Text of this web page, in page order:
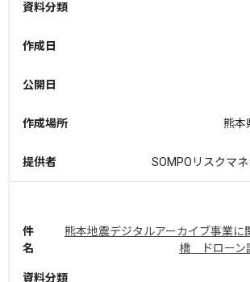
資料分類
作成日
公開日
作成場所 熊本
提供者 SOMPOリスクマ
件
名
熊本地震デジタルアーカイブ事業に
橋 ドローン
資料分類